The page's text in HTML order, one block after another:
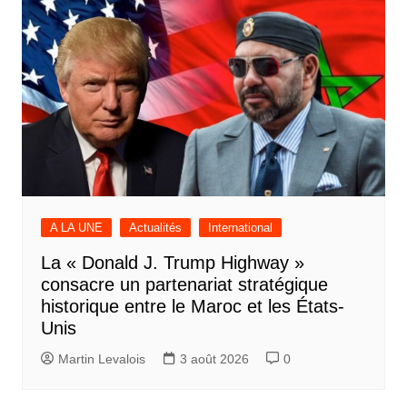
A LA UNE Actualités International
La « Donald J. Trump Highway »
consacre un partenariat stratégique
historique entre le Maroc et les États-
Unis
Martin Levalois 3 août 2026 0